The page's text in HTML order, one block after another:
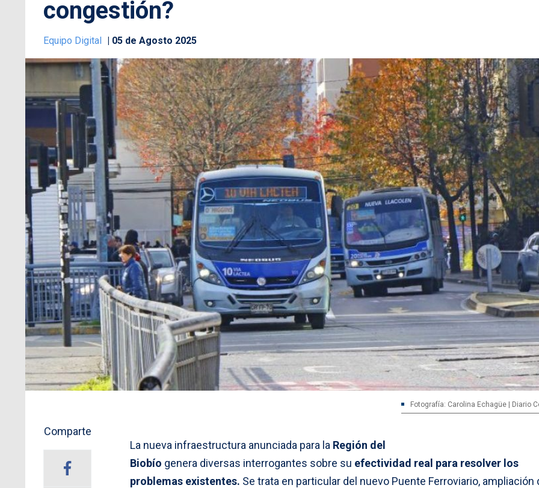
congestión?
Equipo Digital 05 de Agosto 2025
Fotografía: Carolina Echagüe | Diario
Comparte
La nueva infraestructura anunciada para la Región del
Biobío genera diversas interrogantes sobre su efectividad real para resolver los
problemas existentes. Se trata en particular del nuevo Puente Ferroviario, ampliación